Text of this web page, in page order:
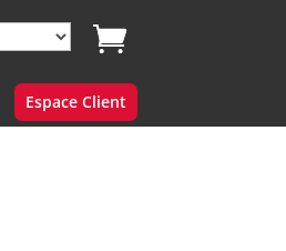
Espace Client